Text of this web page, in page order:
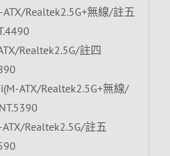
Realtek2.5G+無線/註五
Realtek2.5G/註四
ATX/Realtek2.5G+無線/
Realtek2.5G/註五